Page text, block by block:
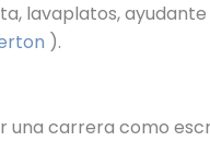
lavaplatos,
).
una carrera como